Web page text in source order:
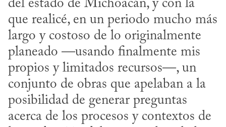
del estado de Michoacán, y con la
que realicé, en un periodo mucho más
largo y costoso de lo originalmente
planeado —usando finalmente mis
propios y limitados recursos—, un
conjunto de obras que apelaban a la
posibilidad de generar preguntas
acerca de los procesos y contextos de